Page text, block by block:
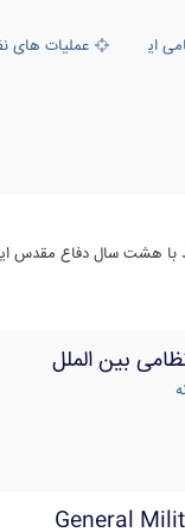
ایران عملیات های
هشت سال دفاع مقدس
بین الملل
General